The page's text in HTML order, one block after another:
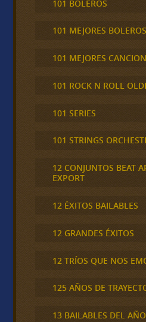
101 BOLEROS
101 MEJORES BOLEROS
101 MEJORES
101 ROCK N ROLL
101 SERIES
101 STRINGS
12 CONJUNTOS BEAT
EXPORT
12 ÉXITOS BAILABLES
12 GRANDES ÉXITOS
12 TRÍOS QUE NOS
125 AÑOS DE
13 BAILABLES DEL AÑO